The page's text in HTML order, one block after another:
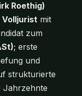
Roethig)
Volljurist mit
zum
; erste
und
strukturierte
Jahrzehnte